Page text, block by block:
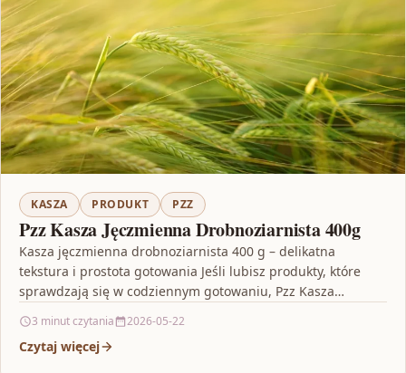
KASZA PRODUKT PZZ
Pzz Kasza Jęczmienna Drobnoziarnista 400g
Kasza jęczmienna drobnoziarnista 400 g – delikatna
tekstura i prostota gotowania Jeśli lubisz produkty, które
sprawdzają się w codziennym gotowaniu, Pzz Kasza
3 minut czytania 2026-05-22
Czytaj więcej